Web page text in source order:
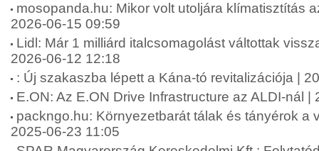
mosopanda.hu: Mikor volt utoljára klímatisztítás
2026-06-15 09:59
Lidl: Már 1 milliárd italcsomagolást váltottak
2026-06-12 12:18
: Új szakaszba lépett a Kána-tó revitalizációja |
E.ON: Az E.ON Drive Infrastructure az ALDI-nál |
packngo.hu: Környezetbarát tálak és tányérok a
2025-06-23 11:05